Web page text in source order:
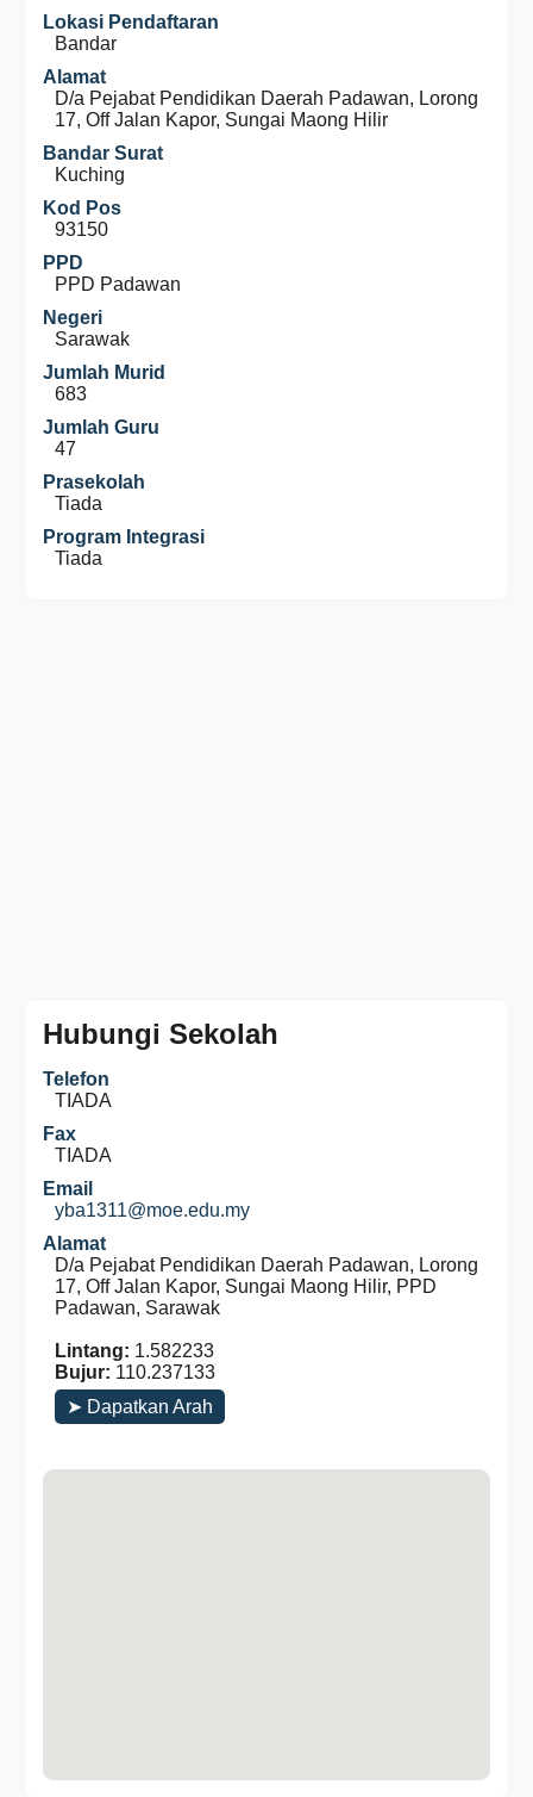
Lokasi Pendaftaran
Bandar
Alamat
D/a Pejabat Pendidikan Daerah Padawan, Lorong
17, Off Jalan Kapor, Sungai Maong Hilir
Bandar Surat
Kuching
Kod Pos
93150
PPD
PPD Padawan
Negeri
Sarawak
Jumlah Murid
683
Jumlah Guru
47
Prasekolah
Tiada
Program Integrasi
Tiada
Hubungi Sekolah
Telefon
TIADA
Fax
TIADA
Email
yba1311@moe.edu.my
Alamat
D/a Pejabat Pendidikan Daerah Padawan, Lorong
17, Off Jalan Kapor, Sungai Maong Hilir, PPD
Padawan, Sarawak
Lintang: 1.582233
Bujur: 110.237133
➤ Dapatkan Arah